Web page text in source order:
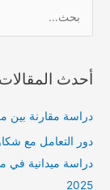
ح
ن
أحدث المقالات
دراسة مقارنة بين
دور التعامل مع
دراسة ميدانية في
2025